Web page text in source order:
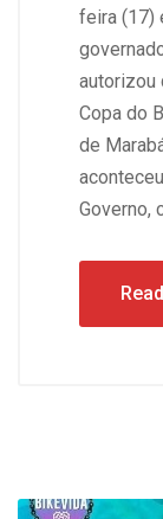
feira (17)
autorizou
Copa do
de
Governo,